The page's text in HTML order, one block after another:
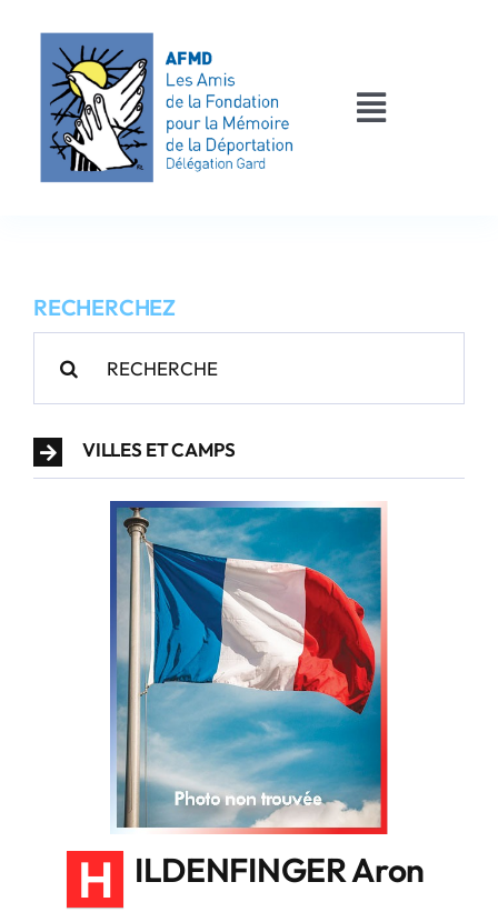
contenu
Toggle
AFMD 30
Les victimes
RECHERCHEZ
VILLES ET CAMPS
H ILDENFINGER Aron